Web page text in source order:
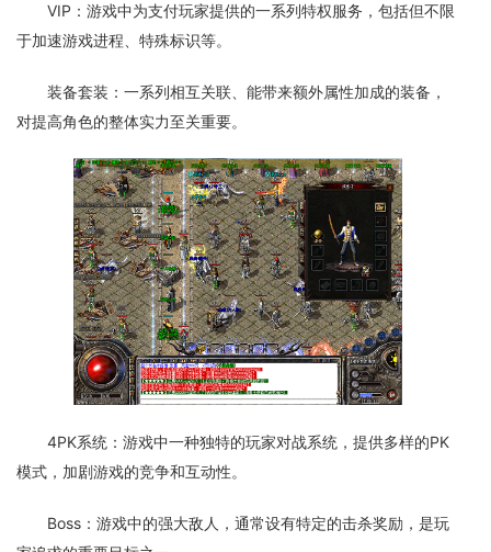
VIP：游戏中为支付玩家提供的一系列特权服务，包括但不限
于加速游戏进程、特殊标识等。
装备套装：一系列相互关联、能带来额外属性加成的装备，
对提高角色的整体实力至关重要。
4PK系统：游戏中一种独特的玩家对战系统，提供多样的PK
模式，加剧游戏的竞争和互动性。
Boss：游戏中的强大敌人，通常设有特定的击杀奖励，是玩